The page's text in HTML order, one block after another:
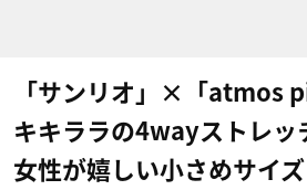
「サンリオ」×「atmos
キキララの4wayストレッ
女性が嬉しい小さめサイズ